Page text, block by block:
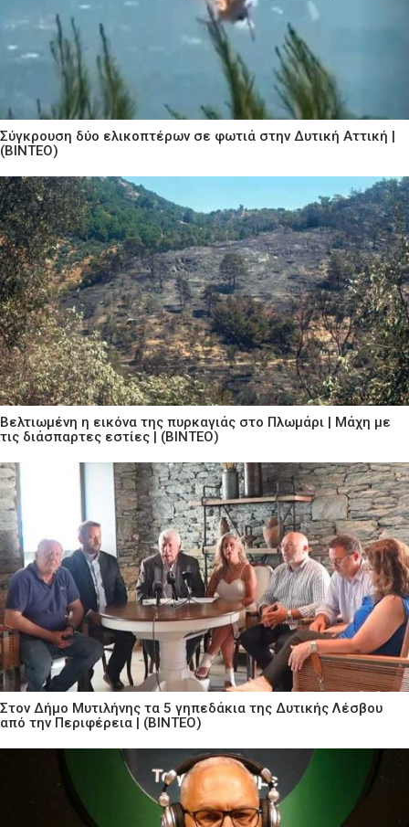
Σύγκρουση δύο ελικοπτέρων σε φωτιά στην Δυτική Αττική |
(ΒΙΝΤΕΟ)
Βελτιωμένη η εικόνα της πυρκαγιάς στο Πλωμάρι | Μάχη με
τις διάσπαρτες εστίες | (ΒΙΝΤΕΟ)
Στον Δήμο Μυτιλήνης τα 5 γηπεδάκια της Δυτικής Λέσβου
από την Περιφέρεια | (ΒΙΝΤΕΟ)